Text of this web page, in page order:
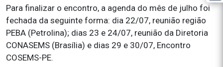
Para finalizar o encontro, a agenda do mês de julho foi
fechada da seguinte forma: dia 22/07, reunião região
PEBA (Petrolina); dias 23 e 24/07, reunião da Diretoria
CONASEMS (Brasília) e dias 29 e 30/07, Encontro
COSEMS-PE.